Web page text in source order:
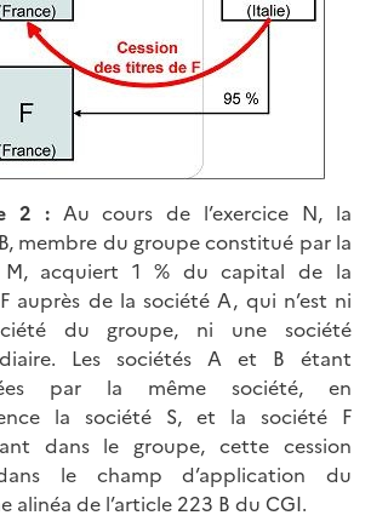
2 : Au cours de l’exercice N, la
membre du groupe constitué par la
M, acquiert 1 % du capital de la
auprès de la société A, qui n’est ni
du groupe, ni une société
Les sociétés A et B étant
par la même société, en
la société S, et la société F
dans le groupe, cette cession
le champ d’application du
alinéa de l’article 223 B du CGI.